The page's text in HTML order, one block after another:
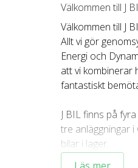
Välkommen till J
Välkommen till J
Allt vi gör
Energi och
att vi kombinerar
fantastiskt
J BIL finns på
tre anläggningar
bilar i lager.